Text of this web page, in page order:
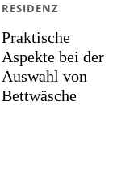
Praktische
Aspekte bei der
Auswahl von
Bettwäsche
RESIDENZ